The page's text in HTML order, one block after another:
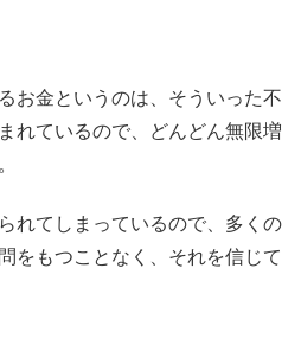
お金というのは、そういった不
れているので、どんどん無限増
れてしまっているので、多くの
をもつことなく、それを信じて